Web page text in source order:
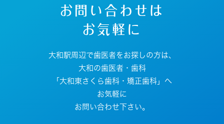
お問い合わせは
お気軽に
大和駅周辺で歯医者をお探しの方は、
大和の歯医者・歯科
「大和東さくら歯科・矯正歯科」へ
お気軽に
お問い合わせ下さい。